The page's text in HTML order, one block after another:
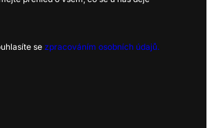
se zpracováním osobních údajů.